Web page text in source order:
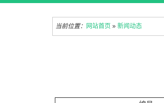
当前位置： 网站首页 » 新闻动态